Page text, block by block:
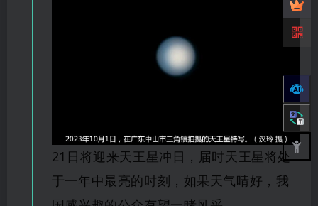
21日将迎来天王星冲日，届时天王星将处
于一年中最亮的时刻，如果天气晴好，我